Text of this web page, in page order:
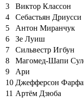
3 Виктор Классон
4
Себастьян Дриусси
5
Антон Миранчук
6
Зе Луиш
7
Сильвестр Игбун
8
Магомед-Шапи
9
Ари
10 Джефферсон
11 Артём Дзюба